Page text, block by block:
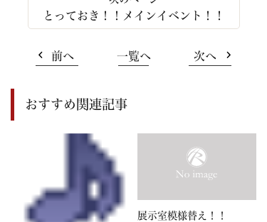
とっておき！！メインイベント！！
前へ 一覧へ 次へ
おすすめ関連記事
展示室模様替え！！